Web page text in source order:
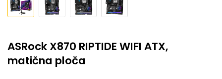
ASRock X870 RIPTIDE WIFI ATX,
matična ploča